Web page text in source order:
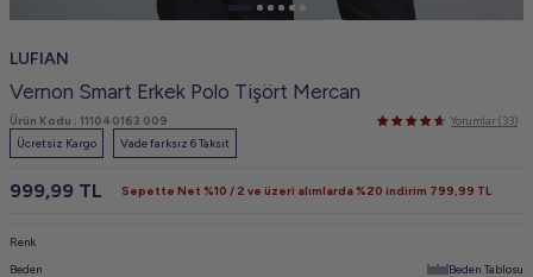
LUFIAN
Vernon Smart Erkek Polo Tişört Mercan
Ürün Kodu : 111040163 009
Yorumlar (33)
Ücretsiz Kargo
Vade farksız 6 Taksit
999,99 TL Sepette Net %10 / 2 ve üzeri alımlarda %20 indirim 799,99 TL
Renk
Beden Beden Tablosu